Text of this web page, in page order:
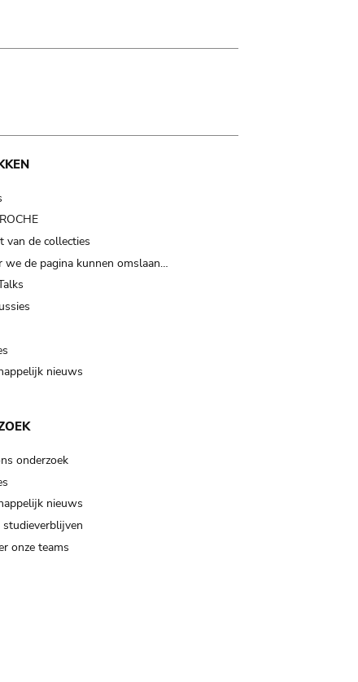
van de collecties
we de pagina kunnen omslaan…
nieuws
onderzoek
nieuws
onze teams